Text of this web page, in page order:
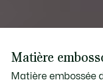
Matière
Matière embossée